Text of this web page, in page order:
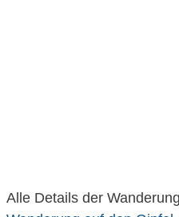
Alle Details der